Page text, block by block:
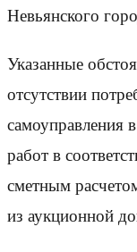
Невьянского
Указанные
отсутствии
самоуправления
работ в
сметным
из аукционной